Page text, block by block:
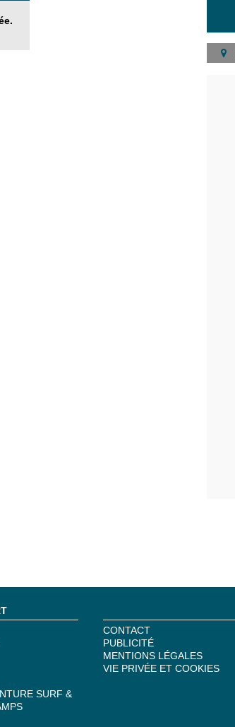
SURF &
CONTACT
PUBLICITÉ
MENTIONS LÉGALES
VIE PRIVÉE ET COOKIES